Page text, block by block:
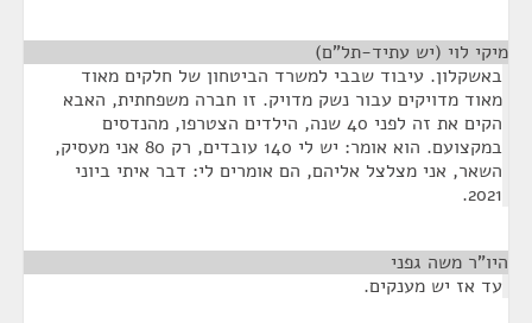
מיקי לוי (יש עתיד-תל"ם)
באשקלון. עיבוד שבבי למשרד הביטחון של חלקים מאוד
מאוד מדויקים עבור נשק מדויק. זו חברה משפחתית, האבא
הקים את זה לפני 40 שנה, הילדים הצטרפו, מהנדסים
במקצועם. הוא אומר: יש לי 140 עובדים, רק 80 אני מעסיק,
השאר, אני מצלצל אליהם, הם אומרים לי: דבר איתי ביוני
2021.
היו"ר משה גפני
עד אז יש מענקים.